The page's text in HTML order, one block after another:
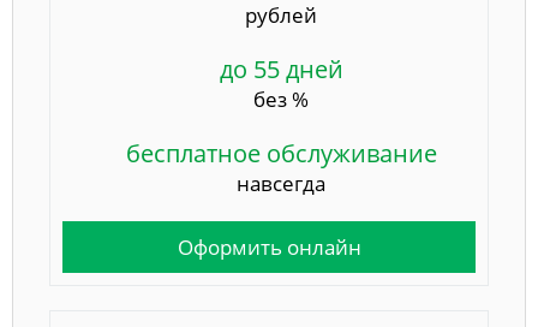
рублей
до 55 дней
без %
бесплатное обслуживание
навсегда
Оформить онлайн